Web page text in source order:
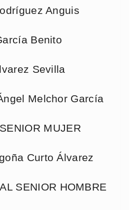
Anguis
Benito
Sevilla
Melchor García
MUJER
Curto Álvarez
SENIOR HOMBRE